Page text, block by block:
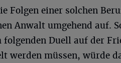
Folgen einer solchen
Anwalt umgehend auf.
folgenden Duell auf der
werden müssen, würde